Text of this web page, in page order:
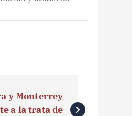
y Monterrey
a la trata de